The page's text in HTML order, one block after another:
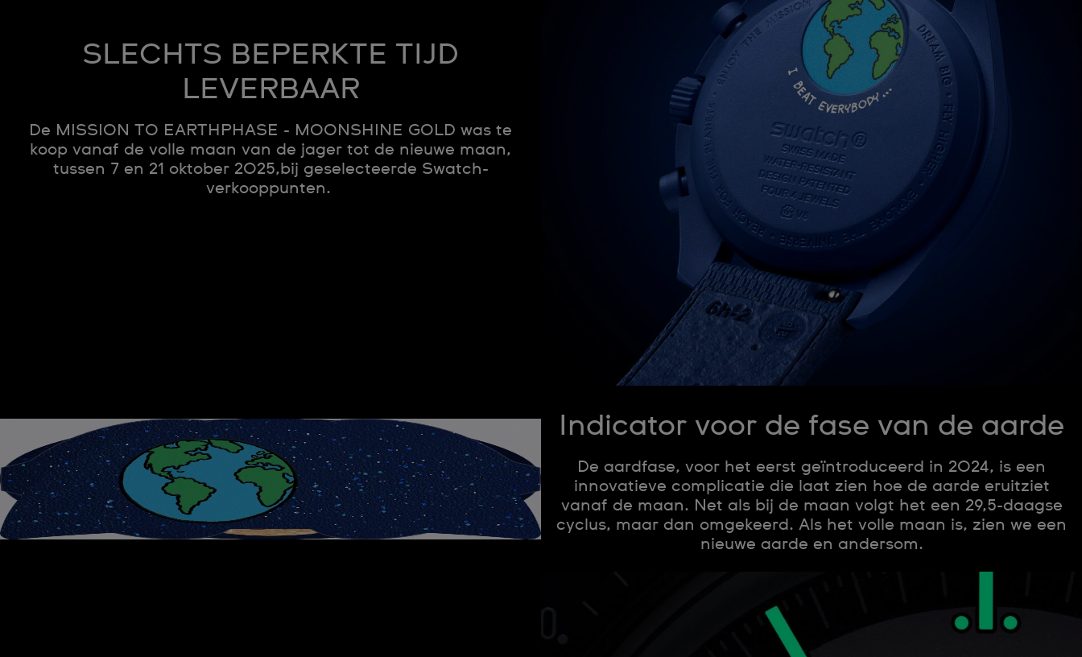
SLECHTS BEPERKTE TIJD
LEVERBAAR
De MISSION TO EARTHPHASE - MOONSHINE GOLD was te
koop vanaf de volle maan van de jager tot de nieuwe maan,
tussen 7 en 21 oktober 2025,bij geselecteerde Swatch-
verkooppunten.
Indicator voor de fase van de aarde
De aardfase, voor het eerst geïntroduceerd in 2024, is een
innovatieve complicatie die laat zien hoe de aarde eruitziet
vanaf de maan. Net als bij de maan volgt het een 29,5-daagse
cyclus, maar dan omgekeerd. Als het volle maan is, zien we een
nieuwe aarde en andersom.